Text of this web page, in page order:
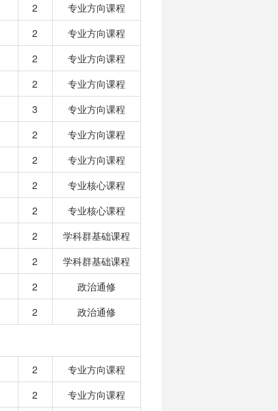
2
专业方向课程
2
专业方向课程
2
专业方向课程
2
专业方向课程
3
专业方向课程
2
专业方向课程
2
专业方向课程
2
专业核心课程
2
专业核心课程
2
学科群基础课程
2
学科群基础课程
2
政治通修
2 政治通修
2
专业方向课程
2
专业方向课程